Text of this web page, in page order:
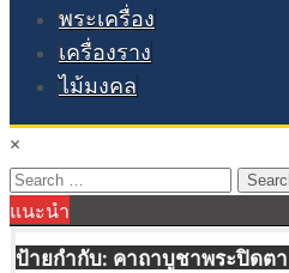
พระเครื่อง
เครื่องราง
ไม้มงคล
×
Search
for:
แนะนำ
ป้ายกำกับ: คาถาบูชาพระปิดตา